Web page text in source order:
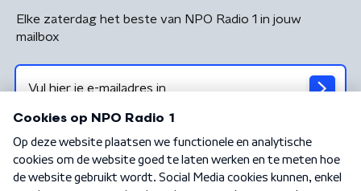
Elke zaterdag het beste van NPO Radio 1 in jouw
mailbox
Algemene voorwaarden